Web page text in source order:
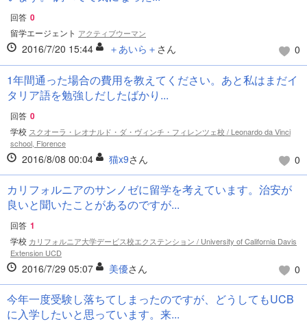
回答 0
留学エージェント アクティブウーマン
2016/7/20 15:44 ＋あいら＋ さん 0
1年間通った場合の費用を教えてください。あと私はまだイ
タリア語を勉強しだしたばかり...
回答 0
学校 スクオーラ・レオナルド・ダ・ヴィンチ・フィレンツェ校 / Leonardo da Vinci
school, Florence
2016/8/08 00:04 猫x9さん 0
カリフォルニアのサンノゼに留学を考えています。治安が
良いと聞いたことがあるのですが...
回答 1
学校 カリフォルニア大学デービス校エクステンション / University of California Davis
Extension UCD
2016/7/29 05:07 美優さん 0
今年一度受験し落ちてしまったのですが、どうしてもUCB
に入学したいと思っています。来...